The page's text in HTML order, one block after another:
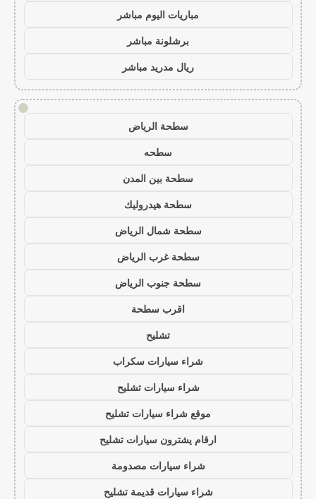
مباريات اليوم مباشر
برشلونة مباشر
ريال مدريد مباشر
!
سطحة الرياض
سطحه
سطحة بين المدن
سطحة هيدروليك
سطحة شمال الرياض
سطحة غرب الرياض
سطحة جنوب الرياض
اقرب سطحة
تشليح
شراء سيارات سكراب
شراء سيارات تشليح
موقع شراء سيارات تشليح
ارقام يشترون سيارات تشليح
شراء سيارات مصدومة
شراء سيارات قديمة تشليح